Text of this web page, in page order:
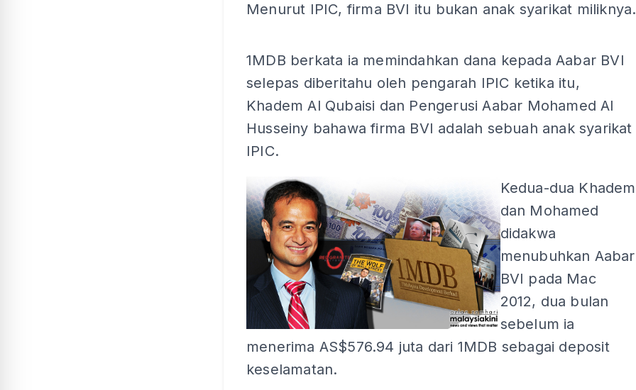
Menurut IPIC, firma BVI itu bukan anak syarikat miliknya.
1MDB berkata ia memindahkan dana kepada Aabar BVI
selepas diberitahu oleh pengarah IPIC ketika itu,
Khadem Al Qubaisi dan Pengerusi Aabar Mohamed Al
Husseiny bahawa firma BVI adalah sebuah anak syarikat
IPIC.
Kedua-dua Khadem
dan Mohamed
didakwa
menubuhkan Aabar
BVI pada Mac
2012, dua bulan
sebelum ia
menerima AS$576.94 juta dari 1MDB sebagai deposit
keselamatan.